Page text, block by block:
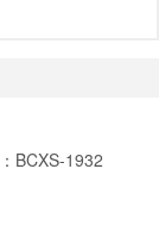
BCXS-1932